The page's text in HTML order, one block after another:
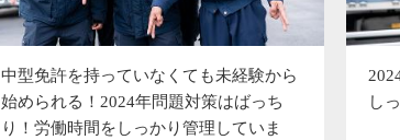
中型免許を持っていなくても未経験から
始められる！2024年問題対策はばっち
り！労働時間をしっかり管理していま
し